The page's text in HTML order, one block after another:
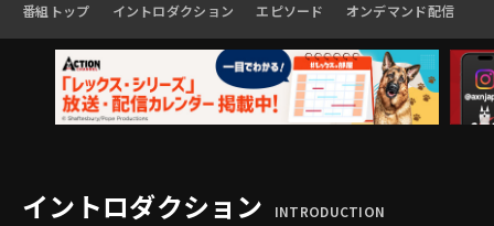
番組トップ イントロダクション エピソード オンデマンド配信
イントロダクション INTRODUCTION